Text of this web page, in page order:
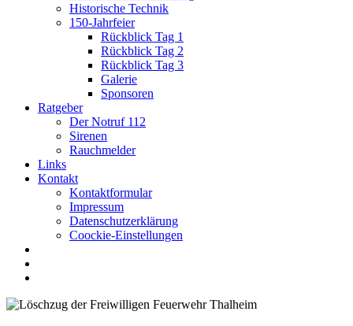
Historische Technik
150-Jahrfeier
Rückblick Tag 1
Rückblick Tag 2
Rückblick Tag 3
Galerie
Sponsoren
Ratgeber
Der Notruf 112
Sirenen
Rauchmelder
Links
Kontakt
Kontaktformular
Impressum
Datenschutzerklärung
Coockie-Einstellungen